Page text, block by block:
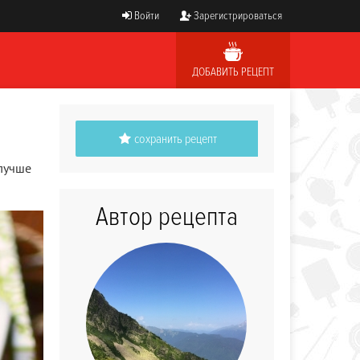
Войти Зарегистрироваться
ДОБАВИТЬ РЕЦЕПТ
сохранить рецепт
Автор рецепта